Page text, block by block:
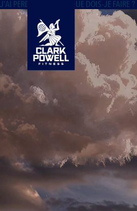
J’AI PERDU MA CARTE QUE DOIS-JE FAIRE ?